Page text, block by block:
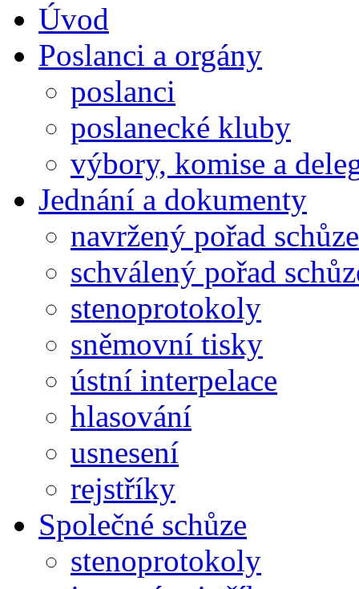
Úvod
Poslanci a orgány
poslanci
poslanecké kluby
výbory, komise a
Jednání a dokumenty
navržený pořad schůze
schválený pořad
stenoprotokoly
sněmovní tisky
ústní interpelace
hlasování
usnesení
rejstříky
Společné schůze
stenoprotokoly